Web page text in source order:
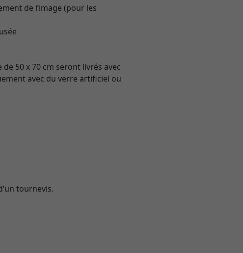
de l’image (pour les
50 x 70 cm seront livrés avec
avec du verre artificiel ou
tournevis.